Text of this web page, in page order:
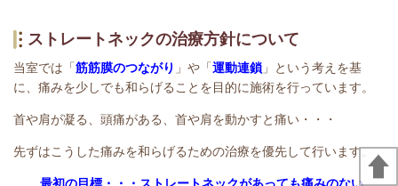
ストレートネックの治療方針について
当室では「筋筋膜のつながり 」や「運動連鎖 」という考えを基
に、痛みを少しでも和らげることを目的に施術を行っています。
首や肩が凝る、頭痛がある、首や肩を動かすと痛い・・・
先ずはこうした痛みを和らげるための治療を優先して行います。